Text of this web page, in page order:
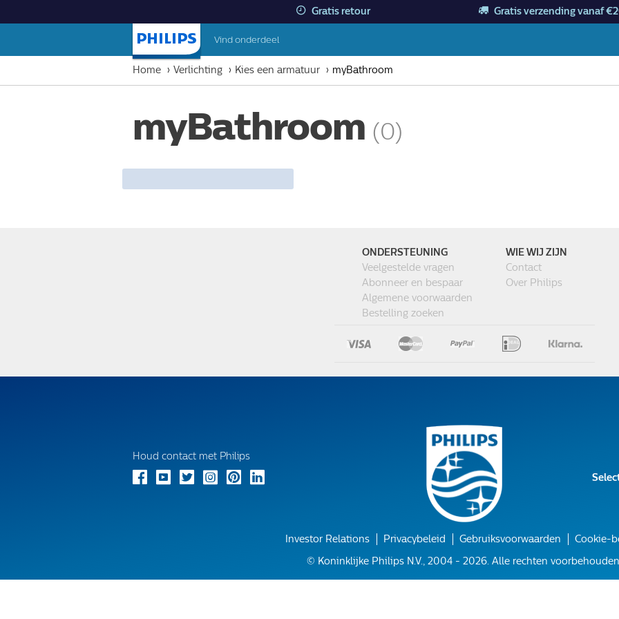
Gratis retour Gratis verzending vanaf
Vind onderdeel
Home Verlichting Kies een armatuur myBathroom
myBathroom (0)
ONDERSTEUNING
Veelgestelde vragen
Abonneer en bespaar
Algemene voorwaarden
Bestelling zoeken
WIE WIJ ZIJN
Contact
Over Philips
Houd contact met Philips
Investor Relations Privacybeleid Gebruiksvoorwaarden
Cookie-
© Koninklijke Philips N.V., 2004 - 2026. Alle rechten